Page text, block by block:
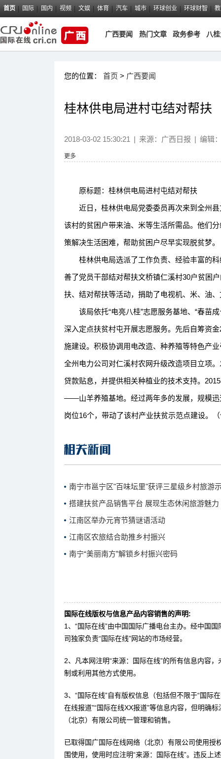
首页 国际 国内 视频 文娱 体育 汽车 城市 环球创业 环球财智
广西要闻 热门文章 政务参考 八
您的位置： 首页 > 广西要闻
桂林供电局进村屯结对帮扶
2018-03-02 15:30:21 | 来源： 广西日报 | 编辑
更多
原标题：桂林供电局进村屯结对帮扶
近日，桂林供电局党委委员再次来到全州县
该村的贫困户带来油、米等生活所需品。他们
策解决生活困难，帮助贫困户尽早实现脱贫梦。
桂林供电局选派了工作负责、经验丰富的科
善了党员干部结对帮扶文桥镇仁溪村30户贫困
扶、结对帮扶等活动，捐助了电视机、米、油
该局依托“电亮八桂”志愿服务基地、“春苗成
深入定点扶贫村屯开展志愿服务。先后自筹资
施建设。积极协调用电改造、种养殖等特色产
全州电力公司对仁溪村农网升级改造项目立项
贷款贴息，并提供相关种植业的技术支持。
——山羊养殖基地。经过两年多的发展，规模迅
岗位16个，带动了该村产业扶贫示范点建设。
南宁市邕宁区"百味坛里"获评三星级乡村旅游
搭建扶贫产品销售平台 展现生态休闲旅游魅力
江南区举办元宵节猜谜语活动
江南区农旅结合助推乡村振兴
南宁“美丽南方”解锁乡村振兴密码
国际在线版权与信息产品内容销售的声明:
1、“国际在线”由中国国际广播电台主办。经中国
司独家负责“国际在线”网站的市场经营。
2、凡本网注明“来源：国际在线”的所有信息内容
制或利用其他方式使用。
3、“国际在线”自有版权信息（包括但不限于“国际
在线报道”“国际在线XX报道”等信息内容，但明确
（北京）有限公司统一管理和销售。
已取得国广国际在线网络（北京）有限公司使用
围使用，使用时应注明“来源：国际在线”。违反上